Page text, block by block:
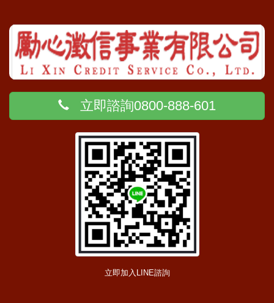
立即諮詢0800-888-601
立即加入LINE諮詢